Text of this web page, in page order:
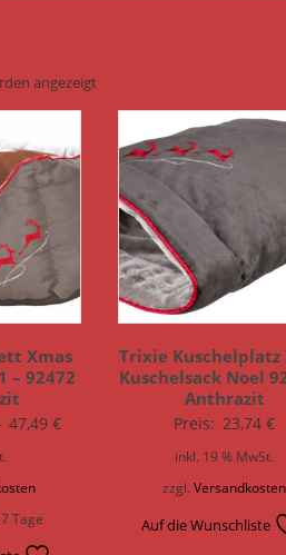
angezeigt
Xmas
– 92472
47,49 €
Tage
Trixie Kuschelplatz
Kuschelsack Noel
Anthrazit
Preis: 23,74€
inkl. 19 % MwSt.
zzgl.Versandkosten
Auf die Wunschliste